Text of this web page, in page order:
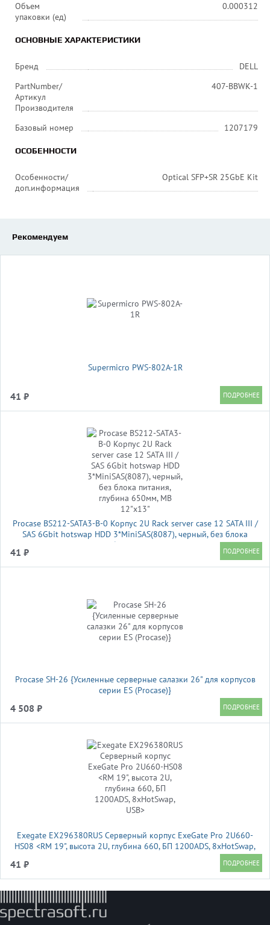
Объем
упаковки (ед)
0.000312
ОСНОВНЫЕ ХАРАКТЕРИСТИКИ
Бренд
DELL
PartNumber/
Артикул
Производителя
407-BBWK-1
Базовый номер 1207179
ОСОБЕННОСТИ
Особенности/
доп.информация
Optical SFP+SR 25GbE Kit
Рекомендуем
Supermicro PWS-802A-1R
41 ₽
Procase BS212-SATA3-B-0 Корпус 2U Rack server case 12 SATA III /
SAS 6Gbit hotswap HDD 3*MiniSAS(8087), черный, без блока
питания, глубина 650мм, MB 12"x13"
41 ₽
Procase SH-26 {Усиленные серверные салазки 26" для корпусов
серии ES (Procase)}
4 508 ₽
Exegate EX296380RUS Серверный корпус ExeGate Pro 2U660-
HS08 <RM 19", высота 2U, глубина 660, БП 1200ADS, 8xHotSwap,
41 ₽